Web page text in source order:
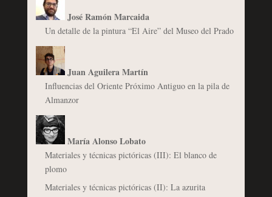
José Ramón Marcaida
Un detalle de la pintura “El Aire” del Museo del Prado
Juan Aguilera Martín
Influencias del Oriente Próximo Antiguo en la pila de
Almanzor
María Alonso Lobato
Materiales y técnicas pictóricas (III): El blanco de
plomo
Materiales y técnicas pictóricas (II): La azurita